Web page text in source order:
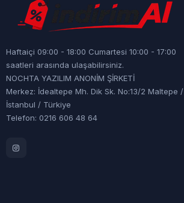
Haftaiçi 09:00 - 18:00 Cumartesi 10:00 - 17:00
saatleri arasında ulaşabilirsiniz.
NOCHTA YAZILIM ANONİM ŞİRKETİ
Merkez: İdealtepe Mh. Dik Sk. No:13/2 Maltepe /
İstanbul / Türkiye
Telefon: 0216 606 48 64